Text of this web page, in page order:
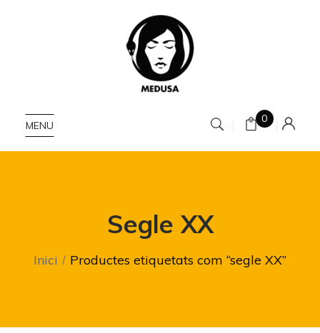
MENU
0
Segle XX
Inici Productes etiquetats com “segle XX”